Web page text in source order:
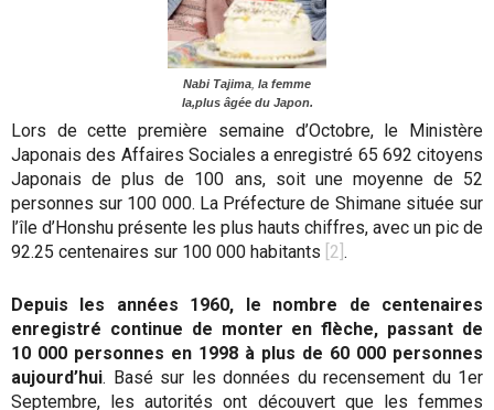
Nabi Tajima la femme
la,plus âgée du Japon.
Lors de cette première semaine d’Octobre, le Ministère
Japonais des Affaires Sociales a enregistré 65 692 citoyens
Japonais de plus de 100 ans, soit une moyenne de 52
personnes sur 100 000. La Préfecture de Shimane située sur
l’île d’Honshu présente les plus hauts chiffres, avec un pic de
92.25 centenaires sur 100 000 habitants [2] .
Depuis les années 1960, le nombre de centenaires
enregistré continue de monter en flèche, passant de
10 000 personnes en 1998 à plus de 60 000 personnes
aujourd’hui. Basé sur les données du recensement du 1er
Septembre, les autorités ont découvert que les femmes